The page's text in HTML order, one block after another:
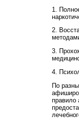
1.
2.
3.
4.
По
правило